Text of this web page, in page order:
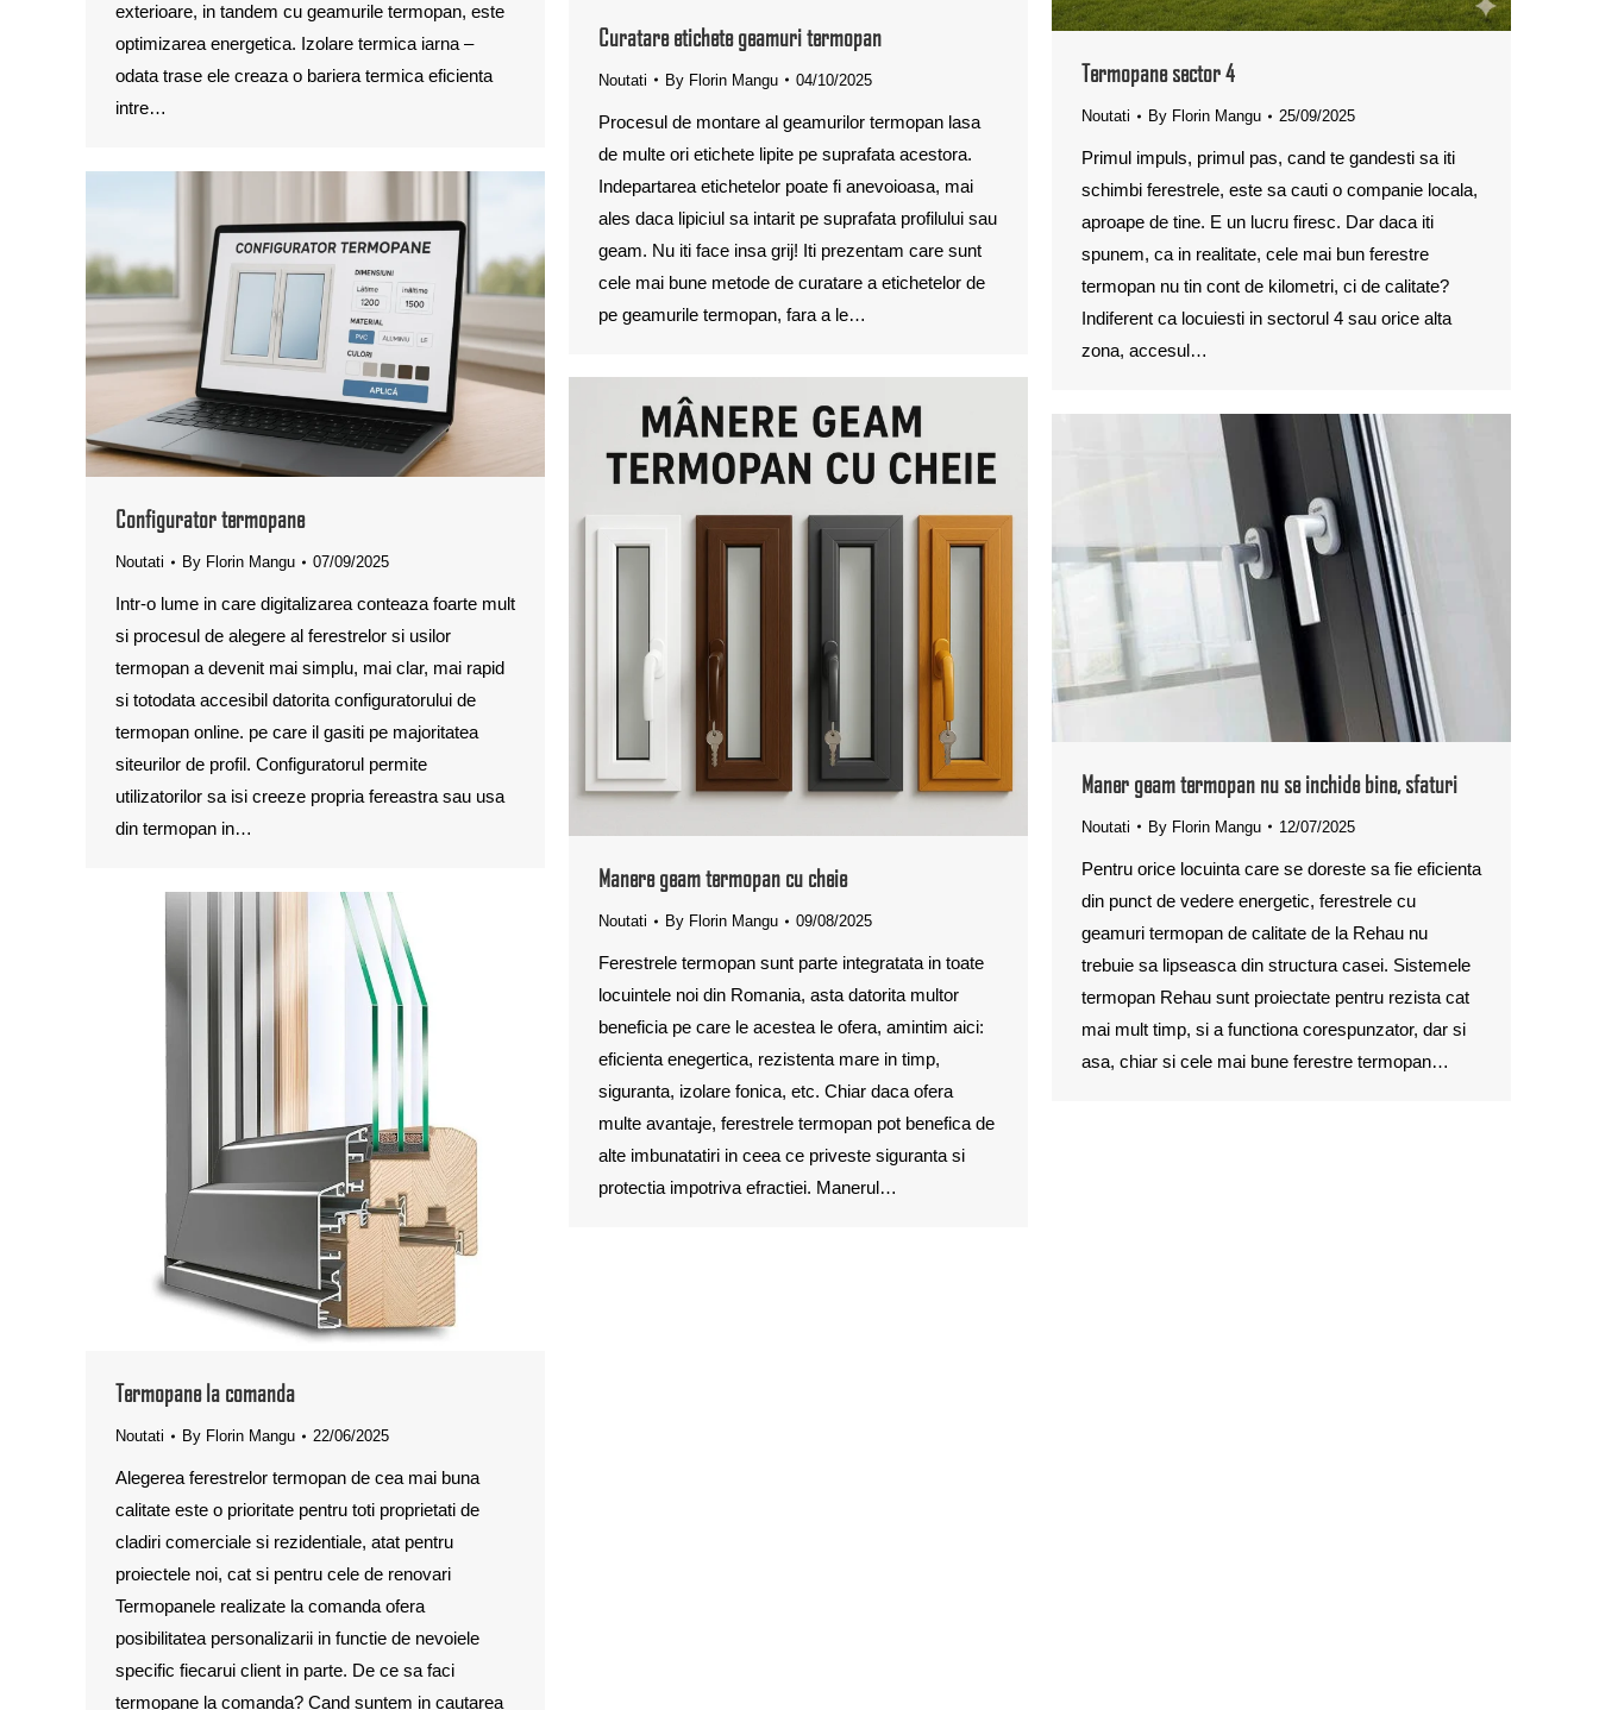
exterioare, in tandem cu geamurile termopan, este
optimizarea energetica. Izolare termica iarna –
odata trase ele creaza o bariera termica eficienta
intre…
Curatare etichete geamuri termopan
Noutati By Florin Mangu 04/10/2025
Procesul de montare al geamurilor termopan lasa
de multe ori etichete lipite pe suprafata acestora.
Indepartarea etichetelor poate fi anevoioasa, mai
ales daca lipiciul sa intarit pe suprafata profilului sau
geam. Nu iti face insa grij! Iti prezentam care sunt
cele mai bune metode de curatare a etichetelor de
pe geamurile termopan, fara a le…
Termopane sector 4
Noutati By Florin Mangu 25/09/2025
Primul impuls, primul pas, cand te gandesti sa iti
schimbi ferestrele, este sa cauti o companie locala,
aproape de tine. E un lucru firesc. Dar daca iti
spunem, ca in realitate, cele mai bun ferestre
termopan nu tin cont de kilometri, ci de calitate?
Indiferent ca locuiesti in sectorul 4 sau orice alta
zona, accesul…
Configurator termopane
Noutati By Florin Mangu 07/09/2025
Intr-o lume in care digitalizarea conteaza foarte mult
si procesul de alegere al ferestrelor si usilor
termopan a devenit mai simplu, mai clar, mai rapid
si totodata accesibil datorita configuratorului de
termopan online. pe care il gasiti pe majoritatea
siteurilor de profil. Configuratorul permite
utilizatorilor sa isi creeze propria fereastra sau usa
din termopan in…
Manere geam termopan cu cheie
Noutati By Florin Mangu 09/08/2025
Ferestrele termopan sunt parte integratata in toate
locuintele noi din Romania, asta datorita multor
beneficia pe care le acestea le ofera, amintim aici:
eficienta enegertica, rezistenta mare in timp,
siguranta, izolare fonica, etc. Chiar daca ofera
multe avantaje, ferestrele termopan pot benefica de
alte imbunatatiri in ceea ce priveste siguranta si
protectia impotriva efractiei. Manerul…
Maner geam termopan nu se inchide bine, sfaturi
Noutati By Florin Mangu 12/07/2025
Pentru orice locuinta care se doreste sa fie eficienta
din punct de vedere energetic, ferestrele cu
geamuri termopan de calitate de la Rehau nu
trebuie sa lipseasca din structura casei. Sistemele
termopan Rehau sunt proiectate pentru rezista cat
mai mult timp, si a functiona corespunzator, dar si
asa, chiar si cele mai bune ferestre termopan…
Termopane la comanda
Noutati By Florin Mangu 22/06/2025
Alegerea ferestrelor termopan de cea mai buna
calitate este o prioritate pentru toti proprietati de
cladiri comerciale si rezidentiale, atat pentru
proiectele noi, cat si pentru cele de renovari
Termopanele realizate la comanda ofera
posibilitatea personalizarii in functie de nevoiele
specific fiecarui client in parte. De ce sa faci
termopane la comanda? Cand suntem in cautarea